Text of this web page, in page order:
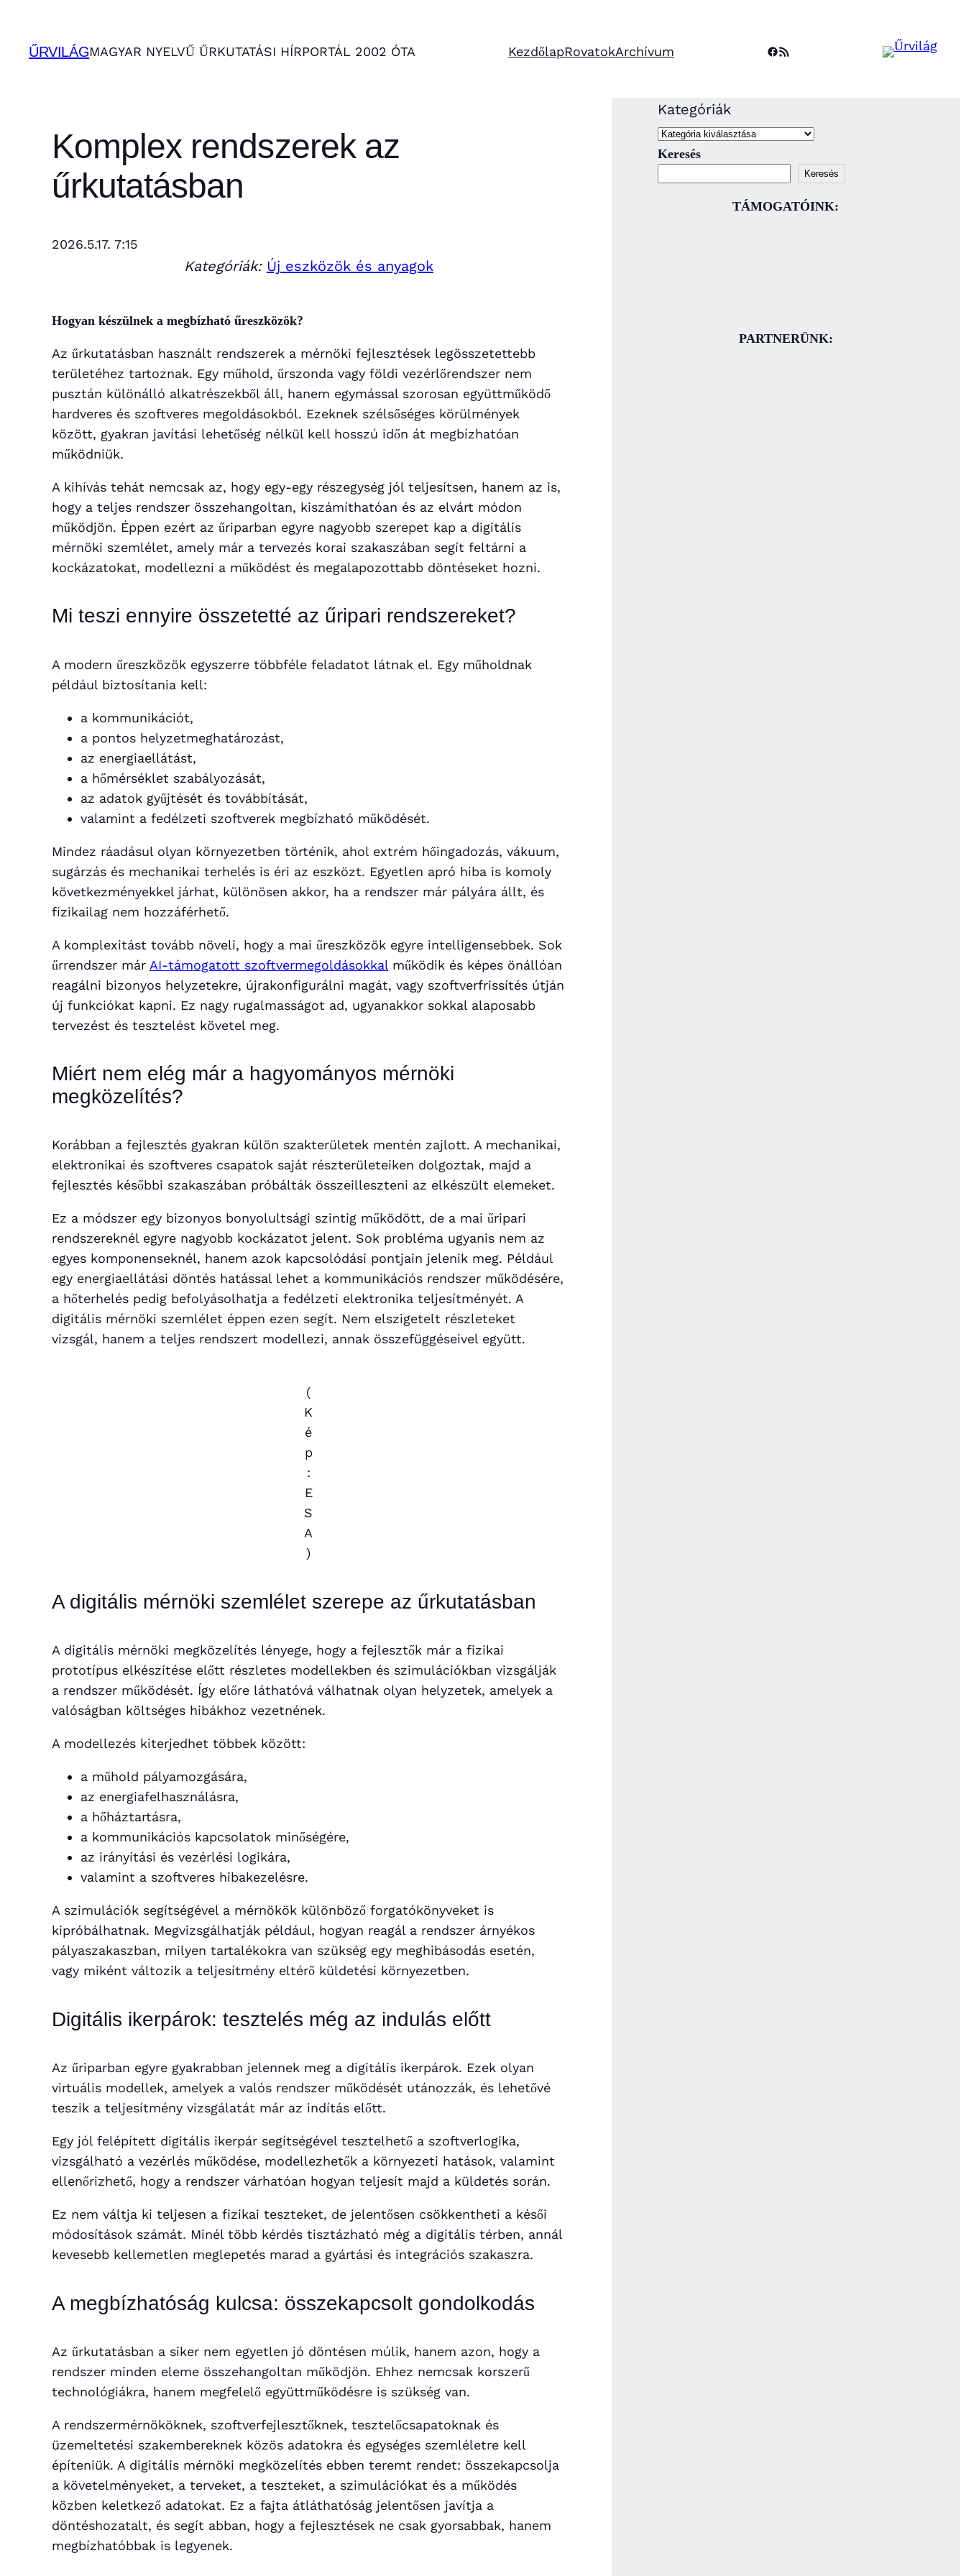
tartalomhoz
ŰRVILÁGMAGYAR NYELVŰ ŰRKUTATÁSI HÍRPORTÁL 2002 ÓTA KezdőlapRovatokArchívum Facebook
RSS Feed
Komplex rendszerek az
űrkutatásban
2026.5.17. 7:15
Kategóriák: Új eszközök és anyagok
Hogyan készülnek a megbízható űreszközök?
Az űrkutatásban használt rendszerek a mérnöki fejlesztések legösszetettebb
területéhez tartoznak. Egy műhold, űrszonda vagy földi vezérlőrendszer nem
pusztán különálló alkatrészekből áll, hanem egymással szorosan együttműködő
hardveres és szoftveres megoldásokból. Ezeknek szélsőséges körülmények
között, gyakran javítási lehetőség nélkül kell hosszú időn át megbízhatóan
működniük.
A kihívás tehát nemcsak az, hogy egy-egy részegység jól teljesítsen, hanem az is,
hogy a teljes rendszer összehangoltan, kiszámíthatóan és az elvárt módon
működjön. Éppen ezért az űriparban egyre nagyobb szerepet kap a digitális
mérnöki szemlélet, amely már a tervezés korai szakaszában segít feltárni a
kockázatokat, modellezni a működést és megalapozottabb döntéseket hozni.
Mi teszi ennyire összetetté az űripari rendszereket?
A modern űreszközök egyszerre többféle feladatot látnak el. Egy műholdnak
például biztosítania kell:
a kommunikációt,
a pontos helyzetmeghatározást,
az energiaellátást,
a hőmérséklet szabályozását,
az adatok gyűjtését és továbbítását,
valamint a fedélzeti szoftverek megbízható működését.
Mindez ráadásul olyan környezetben történik, ahol extrém hőingadozás, vákuum,
sugárzás és mechanikai terhelés is éri az eszközt. Egyetlen apró hiba is komoly
következményekkel járhat, különösen akkor, ha a rendszer már pályára állt, és
fizikailag nem hozzáférhető.
A komplexitást tovább növeli, hogy a mai űreszközök egyre intelligensebbek. Sok
űrrendszer már AI-támogatott szoftvermegoldásokkal működik és képes önállóan
reagálni bizonyos helyzetekre, újrakonfigurálni magát, vagy szoftverfrissítés útján
új funkciókat kapni. Ez nagy rugalmasságot ad, ugyanakkor sokkal alaposabb
tervezést és tesztelést követel meg.
Miért nem elég már a hagyományos mérnöki
megközelítés?
Korábban a fejlesztés gyakran külön szakterületek mentén zajlott. A mechanikai,
elektronikai és szoftveres csapatok saját részterületeiken dolgoztak, majd a
fejlesztés későbbi szakaszában próbálták összeilleszteni az elkészült elemeket.
Ez a módszer egy bizonyos bonyolultsági szintig működött, de a mai űripari
rendszereknél egyre nagyobb kockázatot jelent. Sok probléma ugyanis nem az
egyes komponenseknél, hanem azok kapcsolódási pontjain jelenik meg. Például
egy energiaellátási döntés hatással lehet a kommunikációs rendszer működésére,
a hőterhelés pedig befolyásolhatja a fedélzeti elektronika teljesítményét. A
digitális mérnöki szemlélet éppen ezen segít. Nem elszigetelt részleteket
vizsgál, hanem a teljes rendszert modellezi, annak összefüggéseivel együtt.
(
K
é
p
:
E
S
A
)
A digitális mérnöki szemlélet szerepe az űrkutatásban
A digitális mérnöki megközelítés lényege, hogy a fejlesztők már a fizikai
prototípus elkészítése előtt részletes modellekben és szimulációkban vizsgálják
a rendszer működését. Így előre láthatóvá válhatnak olyan helyzetek, amelyek a
valóságban költséges hibákhoz vezetnének.
A modellezés kiterjedhet többek között:
a műhold pályamozgására,
az energiafelhasználásra,
a hőháztartásra,
a kommunikációs kapcsolatok minőségére,
az irányítási és vezérlési logikára,
valamint a szoftveres hibakezelésre.
A szimulációk segítségével a mérnökök különböző forgatókönyveket is
kipróbálhatnak. Megvizsgálhatják például, hogyan reagál a rendszer árnyékos
pályaszakaszban, milyen tartalékokra van szükség egy meghibásodás esetén,
vagy miként változik a teljesítmény eltérő küldetési környezetben.
Digitális ikerpárok: tesztelés még az indulás előtt
Az űriparban egyre gyakrabban jelennek meg a digitális ikerpárok. Ezek olyan
virtuális modellek, amelyek a valós rendszer működését utánozzák, és lehetővé
teszik a teljesítmény vizsgálatát már az indítás előtt.
Egy jól felépített digitális ikerpár segítségével tesztelhető a szoftverlogika,
vizsgálható a vezérlés működése, modellezhetők a környezeti hatások, valamint
ellenőrizhető, hogy a rendszer várhatóan hogyan teljesít majd a küldetés során.
Ez nem váltja ki teljesen a fizikai teszteket, de jelentősen csökkentheti a késői
módosítások számát. Minél több kérdés tisztázható még a digitális térben, annál
kevesebb kellemetlen meglepetés marad a gyártási és integrációs szakaszra.
A megbízhatóság kulcsa: összekapcsolt gondolkodás
Az űrkutatásban a siker nem egyetlen jó döntésen múlik, hanem azon, hogy a
rendszer minden eleme összehangoltan működjön. Ehhez nemcsak korszerű
technológiákra, hanem megfelelő együttműködésre is szükség van.
A rendszermérnököknek, szoftverfejlesztőknek, tesztelőcsapatoknak és
üzemeltetési szakembereknek közös adatokra és egységes szemléletre kell
építeniük. A digitális mérnöki megközelítés ebben teremt rendet: összekapcsolja
a követelményeket, a terveket, a teszteket, a szimulációkat és a működés
közben keletkező adatokat. Ez a fajta átláthatóság jelentősen javítja a
döntéshozatalt, és segít abban, hogy a fejlesztések ne csak gyorsabbak, hanem
megbízhatóbbak is legyenek.
Kategóriák
Keresés
Keresés
TÁMOGATÓINK:
PARTNERÜNK: